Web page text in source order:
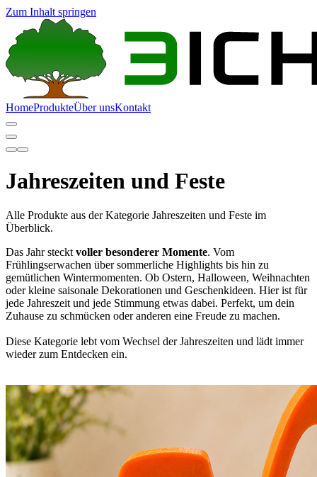
Zum Inhalt springen
HomeProdukteÜber unsKontakt
Jahreszeiten und Feste
Alle Produkte aus der Kategorie Jahreszeiten und Feste im
Überblick.
Das Jahr steckt voller besonderer Momente. Vom
Frühlingserwachen über sommerliche Highlights bis hin zu
gemütlichen Wintermomenten. Ob Ostern, Halloween, Weihnachten
oder kleine saisonale Dekorationen und Geschenkideen. Hier ist für
jede Jahreszeit und jede Stimmung etwas dabei. Perfekt, um dein
Zuhause zu schmücken oder anderen eine Freude zu machen.
Diese Kategorie lebt vom Wechsel der Jahreszeiten und lädt immer
wieder zum Entdecken ein.